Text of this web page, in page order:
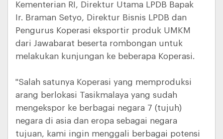
Kementerian RI, Direktur Utama LPDB Bapak
Ir. Braman Setyo, Direktur Bisnis LPDB dan
Pengurus Koperasi eksportir produk UMKM
dari Jawabarat beserta rombongan untuk
melakukan kunjungan ke beberapa Koperasi.
"Salah satunya Koperasi yang memproduksi
arang berlokasi Tasikmalaya yang sudah
mengekspor ke berbagai negara 7 (tujuh)
negara di asia dan eropa sebagai negara
tujuan, kami ingin menggali berbagai potensi